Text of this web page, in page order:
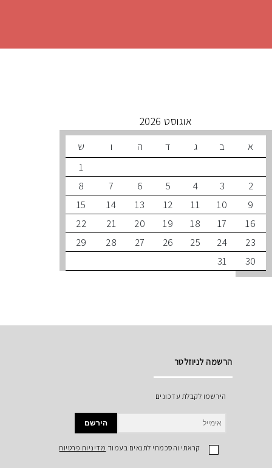
ב ד ה ו
ש
3
5
6
7
8
10
11
12
13
14
15
17
18
19
20
21
22
24
25
26
27
28
29
31
הרשמה לניוזלטר
הירשמו לקבלת עדכונים
קראתי והסכמתי לתנאים בעמודמדיניות פרטיות